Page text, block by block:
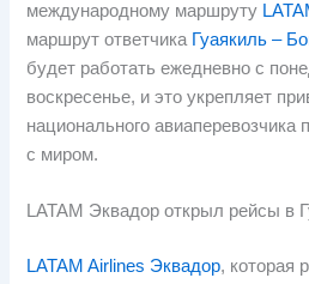
международному маршруту
маршрут ответчика Гуаякиль –
будет работать ежедневно с
воскресенье, и это укрепляет
национального авиаперевозчика
с миром.
LATAM Эквадор открыл рейсы в
LATAM Airlines Эквадор, которая